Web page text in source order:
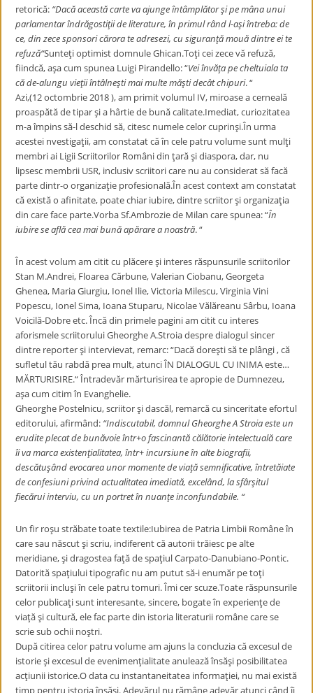
retorică: “Dacă această carte va ajunge întâmplător şi pe mâna unui
parlamentar îndrăgostiţii de literature, în primul rând l-aşi întreba: de
ce, din zece sponsori cărora te adresezi, cu siguranţă mouă dintre ei te
refuză“Sunteţi optimist domnule Ghican.Toţi cei zece vă refuză,
fiindcă, aşa cum spunea Luigi Pirandello: “Vei învăţa pe cheltuiala ta
că de-alungu vieţii întâlneşti mai multe măşti decât chipuri. “
Azi,(12 octombrie 2018 ), am primit volumul IV, miroase a cerneală
proaspătă de tipar şi a hârtie de bună calitate.Imediat, curiozitatea
m-a împins să-l deschid să, citesc numele celor cuprinşi.În urma
acestei nvestigaţii, am constatat că în cele patru volume sunt mulţi
membri ai Ligii Scriitorilor Români din ţară şi diaspora, dar, nu
lipsesc membrii USR, inclusiv scriitori care nu au considerat să facă
parte dintr-o organizaţie profesională.În acest context am constatat
că există o afinitate, poate chiar iubire, dintre scriitor şi organizaţia
din care face parte.Vorba Sf.Ambrozie de Milan care spunea: “În
iubire se află cea mai bună apărare a noastră. “
În acest volum am citit cu plăcere şi interes răspunsurile scriitorilor
Stan M.Andrei, Floarea Cărbune, Valerian Ciobanu, Georgeta
Ghenea, Maria Giurgiu, Ionel Ilie, Victoria Milescu, Virginia Vini
Popescu, Ionel Sima, Ioana Stuparu, Nicolae Vălăreanu Sârbu, Ioana
Voicilă-Dobre etc. Încă din primele pagini am citit cu interes
aforismele scriitorului Gheorghe A.Stroia despre dialogul sincer
dintre reporter şi intervievat, remarc: “Dacă doreşti să te plângi , că
sufletul tău rabdă prea mult, atunci ÎN DIALOGUL CU INIMA este…
MĂRTURISIRE.“ Întradevăr mărturisirea te apropie de Dumnezeu,
aşa cum citim în Evanghelie.
Gheorghe Postelnicu, scriitor şi dascăl, remarcă cu sinceritate efortul
editorului, afirmând: “Indiscutabil, domnul Gheorghe A Stroia este un
erudite plecat de bunăvoie într+o fascinantă călătorie intelectuală care
îi va marca existenţialitatea, într+ incursiune în alte biografii,
descătuşând evocarea unor momente de viaţă semnificative, întretăiate
de confesiuni privind actualitatea imediată, excelând, la sfârşitul
fiecărui interviu, cu un portret în nuanţe inconfundabile. “
Un fir roşu străbate toate textile:Iubirea de Patria Limbii Române în
care sau născut şi scriu, indiferent că autorii trăiesc pe alte
meridiane, şi dragostea faţă de spaţiul Carpato-Danubiano-Pontic.
Datorită spaţiului tipografic nu am putut să-i enumăr pe toţi
scriitorii incluşi în cele patru tomuri. Îmi cer scuze.Toate răspunsurile
celor publicaţi sunt interesante, sincere, bogate în experienţe de
viaţă şi cultură, ele fac parte din istoria literaturii române care se
scrie sub ochii noştri.
După citirea celor patru volume am ajuns la concluzia că excesul de
istorie şi excesul de evenimenţialitate anulează însăşi posibilitatea
acţiunii istorice.O data cu instantaneitatea informaţiei, nu mai există
timp pentru istoria însăşi. Adevărul nu rămâne adevăr atunci când îi